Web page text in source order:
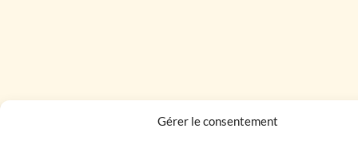
Gérer le consentement